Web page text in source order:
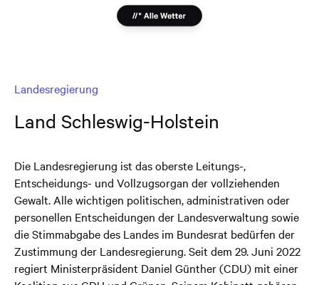
Landesregierung
Land Schleswig-Holstein
Die Landesregierung ist das oberste Leitungs-,
Entscheidungs- und Vollzugsorgan der vollziehenden
Gewalt. Alle wichtigen politischen, administrativen oder
personellen Entscheidungen der Landesverwaltung sowie
die Stimmabgabe des Landes im Bundesrat bedürfen der
Zustimmung der Landesregierung. Seit dem 29. Juni 2022
regiert Ministerpräsident Daniel Günther (CDU) mit einer